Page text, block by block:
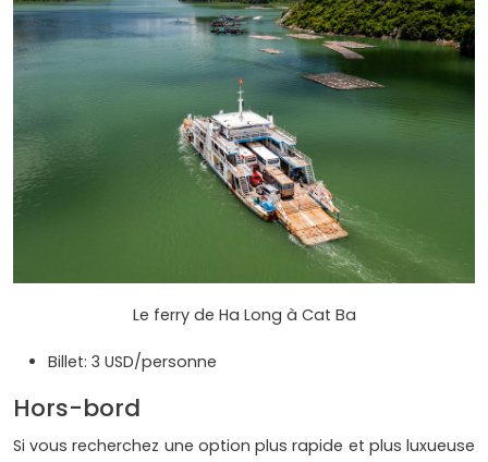
Le ferry de Ha Long à Cat Ba
Billet: 3 USD/personne
Hors-bord
Si vous recherchez une option plus rapide et plus luxueuse